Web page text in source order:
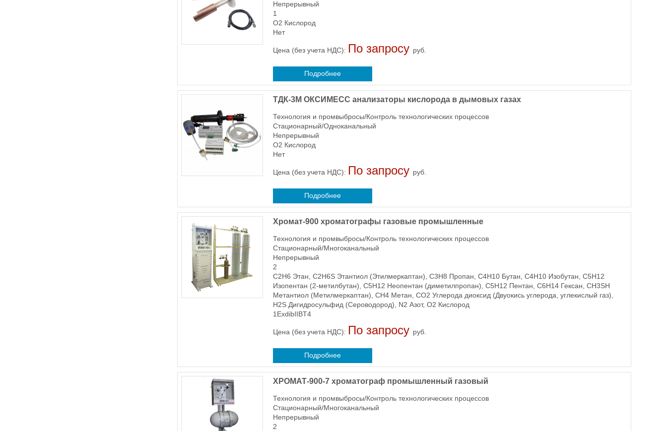
Непрерывный
1
O2 Кислород
Нет
Цена (без учета НДС): По запросу руб.
Подробнее
ТДК-3М ОКСИМЕСС анализаторы кислорода в дымовых газах
Технология и промвыбросы/Контроль технологических процессов
Стационарный/Одноканальный
Непрерывный
O2 Кислород
Нет
Цена (без учета НДС): По запросу руб.
Подробнее
Хромат-900 хроматографы газовые промышленные
Технология и промвыбросы/Контроль технологических процессов
Стационарный/Многоканальный
Непрерывный
2
C2H6 Этан, C2H6S Этантиол (Этилмеркаптан), C3H8 Пропан, C4H10 Бутан, C4H10 Изобутан, C5H12
Изопентан (2-метилбутан), C5H12 Неопентан (диметилпропан), C5H12 Пентан, C6H14 Гексан, CH3SH
Метантиол (Метилмеркаптан), CH4 Метан, CO2 Углерода диоксид (Двуокись углерода, углекислый газ),
H2S Дигидросульфид (Сероводород), N2 Азот, O2 Кислород
1ЕхdibIIВT4
Цена (без учета НДС): По запросу руб.
Подробнее
ХРОМАТ-900-7 хроматограф промышленный газовый
Технология и промвыбросы/Контроль технологических процессов
Стационарный/Многоканальный
Непрерывный
2